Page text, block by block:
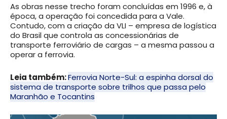
As obras nesse trecho foram concluídas em 1996 e, à
época, a operação foi concedida para a Vale.
Contudo, com a criação da VLI – empresa de logística
do Brasil que controla as concessionárias de
transporte ferroviário de cargas – a mesma passou a
operar a ferrovia.
Leia também:Ferrovia Norte-Sul: a espinha dorsal do
sistema de transporte sobre trilhos que passa pelo
Maranhão e Tocantins